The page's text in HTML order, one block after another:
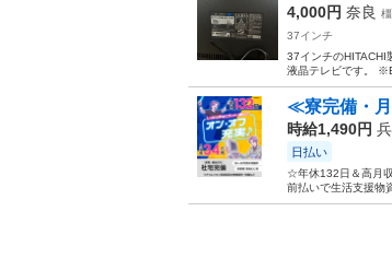
4,000円 奈良
37インチ
37インチのHITACHI
液晶テレビです。
≪寮完備・月
時給1,490円
日払い
☆年休132日＆高月
前払いで生活支援物